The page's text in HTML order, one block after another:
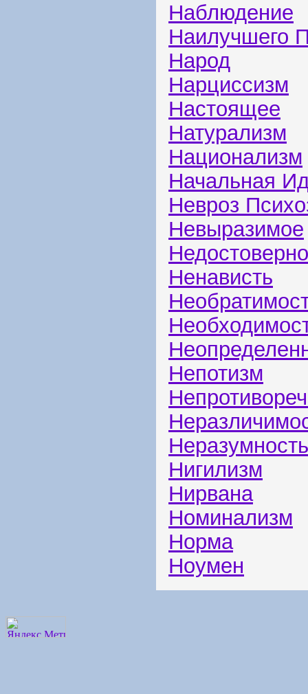
Наблюдение
Наилучшего
Народ
Нарциссизм
Настоящее
Натурализм
Национализм
Начальная
Невроз
Невыразимое
Ненависть
Непотизм
Неразумность
Нигилизм
Нирвана
Номинализм
Норма
Ноумен